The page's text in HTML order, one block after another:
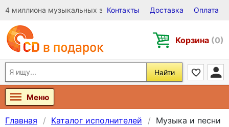
4 миллиона музыкальных записей на Виниле, CD и DVD
Контакты Доставка Оплата
Корзина (0)
Найти
Меню
Главная Каталог исполнителей
Музыка и песни